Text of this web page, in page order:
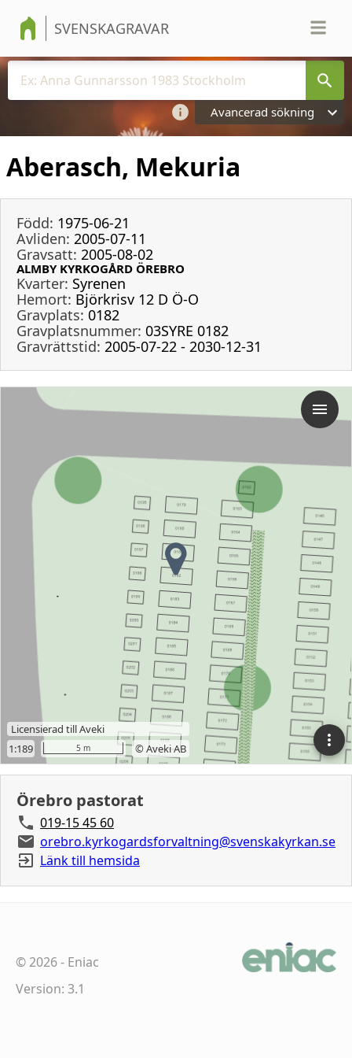
SVENSKAGRAVAR
Avancerad sökning
Aberasch, Mekuria
Född: 1975-06-21
Avliden: 2005-07-11
Gravsatt: 2005-08-02
ALMBY KYRKOGÅRD ÖREBRO
Kvarter: Syrenen
Hemort: Björkrisv 12 D Ö-O
Gravplats: 0182
Gravplatsnummer: 03SYRE 0182
Gravrättstid: 2005-07-22 - 2030-12-31
Örebro pastorat
019-15 45 60
orebro.kyrkogardsforvaltning@svenskakyrkan.se
Länk till hemsida
©2026- Eniac
Version: 3.1